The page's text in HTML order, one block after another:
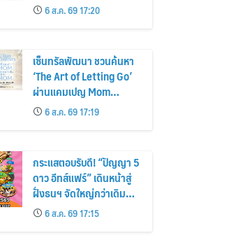
6 ส.ค. 69 17:20
เซ็นทรัลพัฒนา ชวนค้นหา
‘The Art of Letting Go’
ผ่านแคมเปญ Mom
Moments: Proud Mom.
Proud of My Mom.
6 ส.ค. 69 17:19
กระแสตอบรับดี! “ปัญญา 5
ดาว อีทส์แฟร์” เดินหน้าสู่
ฝั่งธนฯ จัดใหญ่กว่าเดิม
ร้านเด็ดเพิ่ม อิ่มฟิน 10 วัน
เต็ม!
6 ส.ค. 69 17:15